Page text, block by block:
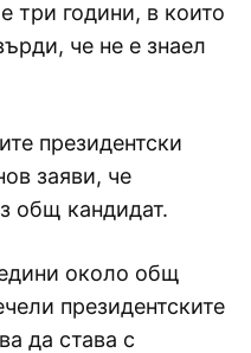
три години, в които
че не е знаел
президентски
заяви, че
общ кандидат.
около общ
президентските
да става с